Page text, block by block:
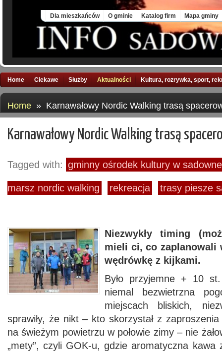
Dla mieszkańców O gminie Katalog firm Mapa gminy
Home Ciekawe Służby Aktualności Kultura, rozrywka, sport,
Home » Karnawałowy Nordic Walking trasą
Karnawałowy Nordic Walking trasą
Tagged with: gminny ośrodek kultury w
marsz nordic walking rekreacja trasy piesze
Niezwykły timing
mieli ci, co zaplanowali
wędrówkę z kijkami.
Było przyjemne + 10
niemal bezwietrzna
miejscach bliskich,
sprawiły, że nikt – kto skorzystał z
na świeżym powietrzu w połowie zimy – nie
„mety”, czyli GOK-u, gdzie aromatyczna kawa